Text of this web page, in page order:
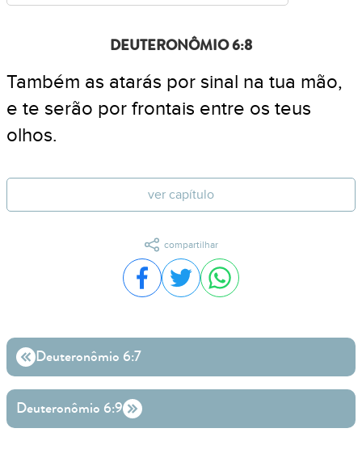
DEUTERONÔMIO 6:8
Também as atarás por sinal na tua mão,
e te serão por frontais entre os teus
olhos.
ver capítulo
compartilhar
Compartilhar no Facebook
Compartilhar no Twitter
Compartilhar no
Deuteronômio 6:7
Deuteronômio 6:9